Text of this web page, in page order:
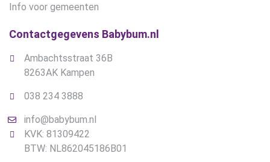
Info voor gemeenten
Contactgegevens Babybum.nl
Ambachtsstraat 36B
8263AK Kampen
038 234 3888
info@babybum.nl
KVK: 81309422
BTW: NL862045186B01